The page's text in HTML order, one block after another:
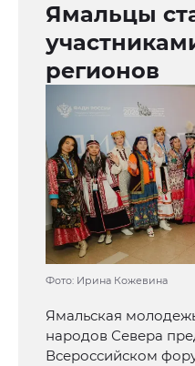
Ямальцы
регионов
Фото: Ирина Кожевина
Ямальская
народов Севера
Всероссийском